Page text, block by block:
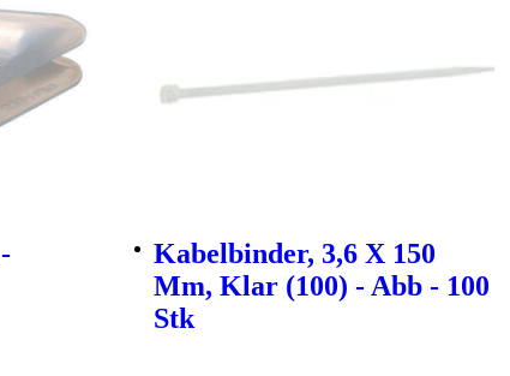
Kabelbinder, 3,6 X 150
Mm, Klar (100) - Abb - 100
Stk